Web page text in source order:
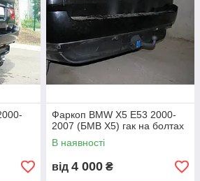
в експлуатації є фаркопи з
механізмом
автомат на ручці
Фаркоп BMW X5 E53 2000-
2007 (БМВ Х5) гак на болтах
В наявності
від 4 000 ₴